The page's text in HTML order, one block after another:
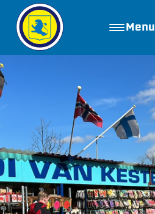
Menu
Golfbaan Ter Specke
Webshop
Nieuws
Vacatures
Join FC Lisse